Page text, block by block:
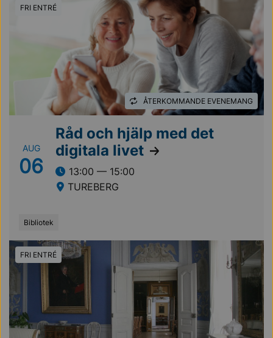
FRI ENTRÉ
ÅTERKOMMANDE EVENEMANG
AUG
06
Råd och hjälp med det
digitala livet
13:00 — 15:00
TUREBERG
Bibliotek
FRI ENTRÉ